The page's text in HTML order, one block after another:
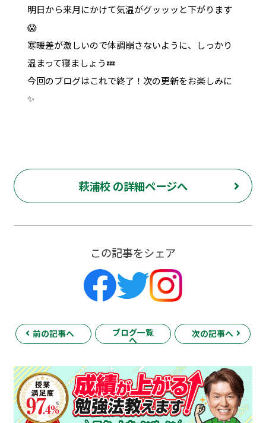
明日から来月にかけて気温がグッッッと下がります
😱
寒暖差が激しいので体調崩さないように、しっかり
温まって寝ましょう💤
今回のブログはこれで終了！次の更新をお楽しみに
✨
萩浦校 の詳細ページへ
この記事をシェア
前の記事へ ブログ一覧
へ
次の記事へ